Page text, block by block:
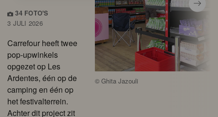
34 FOTO'S
3 JULI 2026
Carrefour heeft twee
pop-upwinkels
opgezet op Les
Ardentes, één op de
camping en één op
het festivalterrein.
Achter dit project zit
©Ghita Jazouli